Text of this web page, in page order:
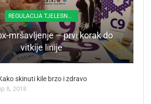
REGULACIJA TJELESNE TEŽINE
mršavljenje – prvi korak do
vitkije linije
skinuti kile brzo i zdravo
8, 2018